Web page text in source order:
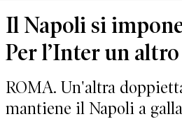
Il Napoli si
Per l’Inter un
ROMA. Un'altra
mantiene il Napoli a